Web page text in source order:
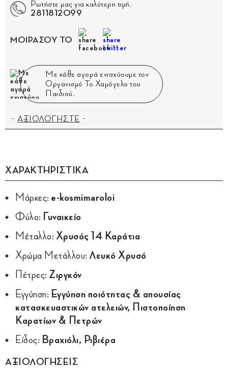
Ρωτήστε μας για καλύτερη τιμή.
2811812099
ΜΟΙΡΑΣΟΥ ΤΟ
Με κάθε αγορά ενισχύουμε τον
Οργανισμό Το Χαμόγελο του
Παιδιού.
ΑΞΙΟΛΟΓΗΣΤΕ
ΧΑΡΑΚΤΗΡΙΣΤΙΚΑ
Μάρκες: e-kosmimaroloi
Φύλο:
Γυναικείο
Μέταλλο: Χρυσός 14 Καράτια
Χρώμα Μετάλλου: Λευκό Χρυσό
Πέτρες: Ζιργκόν
Εγγύηση: Εγγύηση ποιότητας & απουσίας
κατασκευαστικών ατελειών, Πιστοποίηση
Καρατίων & Πετρών
Είδος: Βραχιόλι, Ριβιέρα
ΑΞΙΟΛΟΓΗΣΕΙΣ